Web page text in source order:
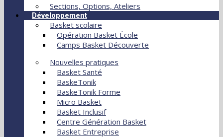
Sections, Options, Ateliers
Développement
Basket scolaire
Opération Basket École
Camps Basket Découverte
Nouvelles pratiques
Basket Santé
BaskeTonik
BaskeTonik Forme
Micro Basket
Basket Inclusif
Centre Génération Basket
Basket Entreprise